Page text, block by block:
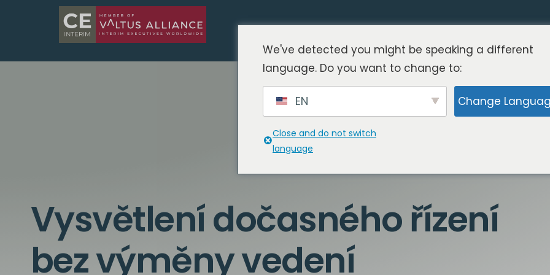
Vysvětlení dočasného řízení
bez výměny vedení
We've detected you might be speaking a different
language. Do you want to change to:
EN Change
Close and do not switch
language